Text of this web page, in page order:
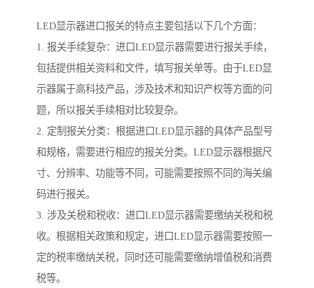
LED显示器进口报关的特点主要包括以下几个方面：
1. 报关手续复杂：进口LED显示器需要进行报关手续，
包括提供相关资料和文件，填写报关单等。由于LED显
示器属于高科技产品，涉及技术和知识产权等方面的问
题，所以报关手续相对比较复杂。
2. 定制报关分类：根据进口LED显示器的具体产品型号
和规格，需要进行相应的报关分类。LED显示器根据尺
寸、分辨率、功能等不同，可能需要按照不同的海关编
码进行报关。
3. 涉及关税和税收：进口LED显示器需要缴纳关税和税
收。根据相关政策和规定，进口LED显示器需要按照一
定的税率缴纳关税，同时还可能需要缴纳增值税和消费
税等。